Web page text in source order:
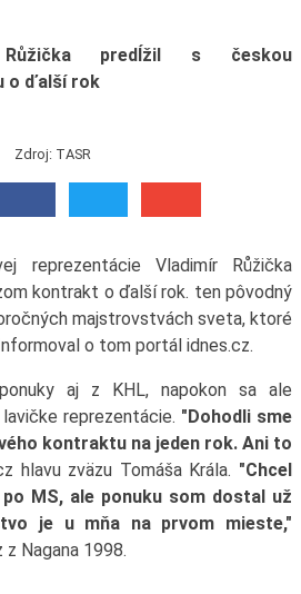
Růžička predĺžil s českou
o ďalší rok
Zdroj: TASR
reprezentácie Vladimír Růžička
kontrakt o ďalší rok. ten pôvodný
majstrovstvách sveta, ktoré
o tom portál idnes.cz.
aj z KHL, napokon sa ale
reprezentácie. "Dohodli sme
kontraktu na jeden rok. Ani to
hlavu zväzu Tomáša Krála. "Chcel
MS, ale ponuku som dostal už
je u mňa na prvom mieste,"
Nagana 1998.